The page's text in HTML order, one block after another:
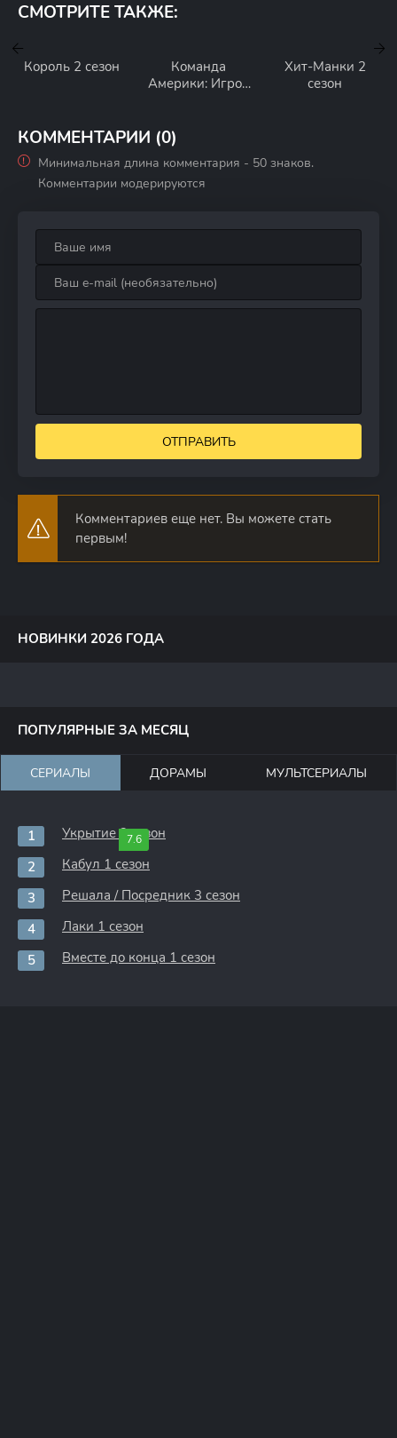
СМОТРИТЕ ТАКЖЕ:
Король 2 сезон
Команда
Америки: Игрок
Хит-Манки 2
сезон
КОММЕНТАРИИ (0)
Минимальная длина комментария - 50 знаков.
Комментарии модерируются
ОТПРАВИТЬ
Комментариев еще нет. Вы можете стать
первым!
НОВИНКИ 2026 ГОДА
ПОПУЛЯРНЫЕ ЗА МЕСЯЦ
СЕРИАЛЫ ДОРАМЫ МУЛЬТСЕРИАЛЫ
7.6
Укрытие 3 сезон
Кабул 1 сезон
Решала / Посредник 3 сезон
Лаки 1 сезон
Вместе до конца 1 сезон